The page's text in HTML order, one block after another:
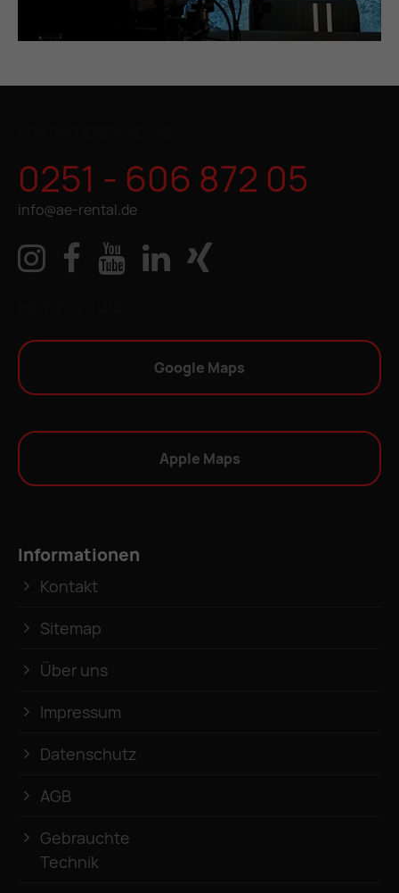
0251 - 606 872 05
info@ae-rental.de
Google Maps
Apple Maps
Informationen
Kontakt
Sitemap
Über uns
Impressum
Datenschutz
AGB
Gebrauchte
Technik